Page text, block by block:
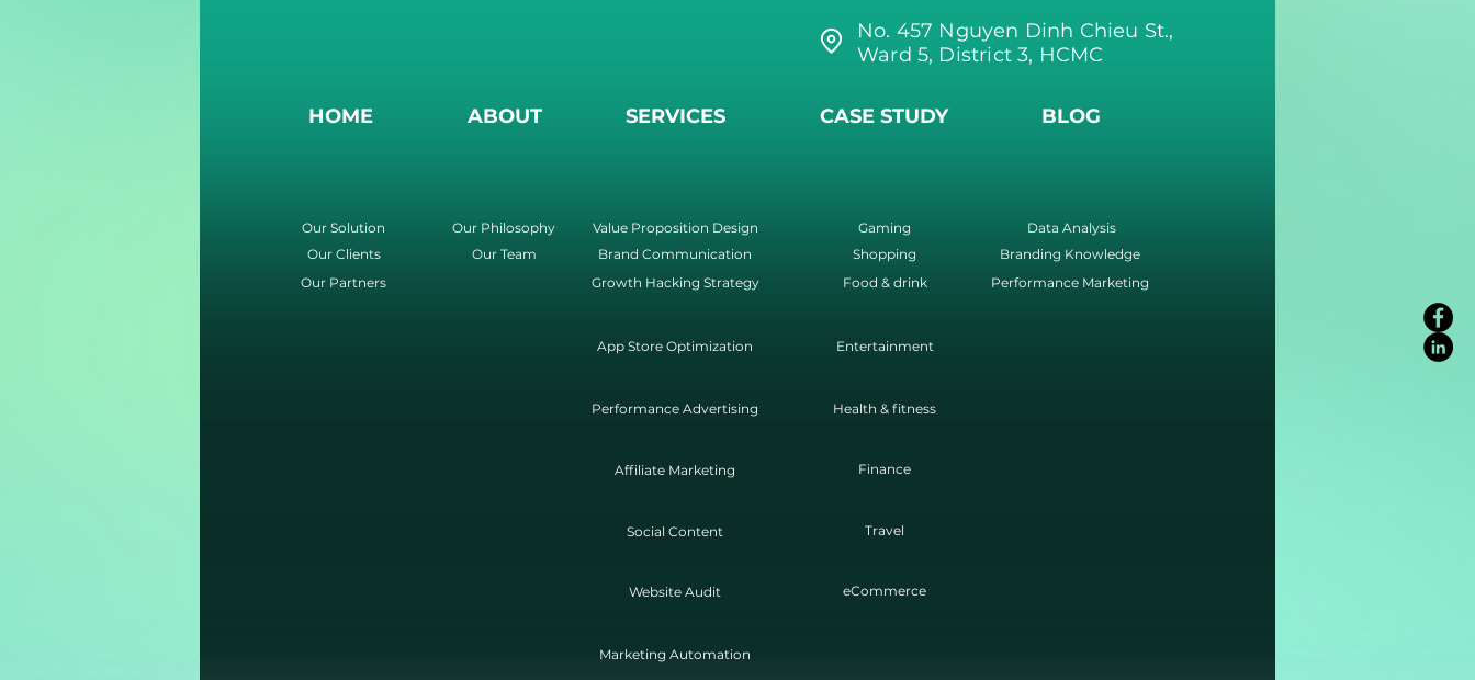
HOME ABOUT SERVICES CASE STUDY BLOG
Our Solution
Our Clients
Our Partners
Our Philosophy
Value Proposition Design
Our Team
Brand Communication
Growth Hacking Strategy
Gaming
Shopping
Food & drink
Data Analysis
Branding Knowledge
Performance Marketing
App Store Optimization Entertainment
Performance Advertising Health & fitness
Affiliate Marketing Finance
Social Content Travel
Website Audit eCommerce
Marketing Automation
No. 457 Nguyen Dinh Chieu St.,
Ward 5, District 3, HCMC